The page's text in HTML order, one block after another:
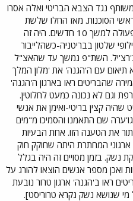
נגד הצבא הבריטי ואלה אסרו
הסוכנות. מאז החלו שלשת
ארגוני המחתרת לשתף פעולה למשך 10 חדשים. היה זה
שלטון בבריטניה-כשהלייבור
השת"פ נמשך עד שהאצ"ל
תיאום עם ה'הגנה' את 'מלון המלך
שהבריטים ראו בארגון ה'הגנה'
וגם לא נכונה כמעט לחלוטין.
שהיה קצין בריטי-ואימן את אנשי
שם התאמנו והסמיכו מ"מים
את הטענה הזו. אחת הבעיות
ארגוני המחתרת היתה שחוקק חוק
נשק. בזמן מסויים זה היה בגלל
ואכן מספר אנשים הוצאו להורג על
ראו ב'הגנה' ארגון טרור נובעת
שנושא נשק נקרא טרוריסט].